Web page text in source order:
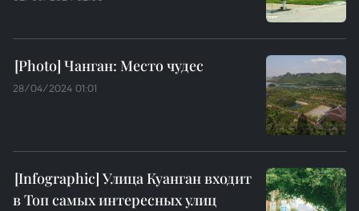
Чанган: Место чудес
28/04/2024 01:01
Улица Куанган входит
в Топ самых интересных улиц